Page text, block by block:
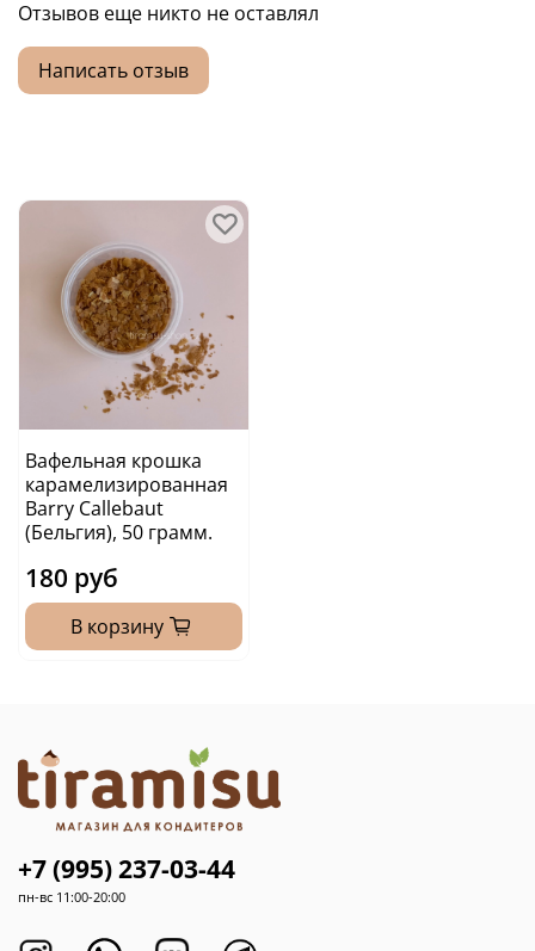
Отзывов еще никто не оставлял
Написать отзыв
Вафельная крошка
карамелизированная
Barry Callebaut
(Бельгия), 50 грамм.
180 руб
В корзину
+7 (995) 237-03-44
пн-вс 11:00-20:00